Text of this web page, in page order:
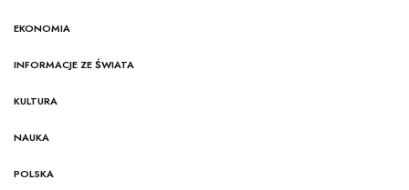
EKONOMIA
INFORMACJE ZE ŚWIATA
KULTURA
NAUKA
POLSKA